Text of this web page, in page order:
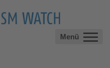
Menü